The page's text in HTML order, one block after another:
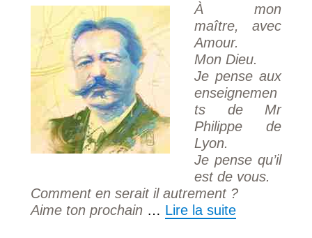
À mon
maître, avec
Amour.
Mon Dieu.
Je pense aux
enseignemen
ts de Mr
Philippe de
Lyon.
Je pense qu’il
est de vous.
Comment en serait il autrement ?
Aime ton prochain … Lire la suite